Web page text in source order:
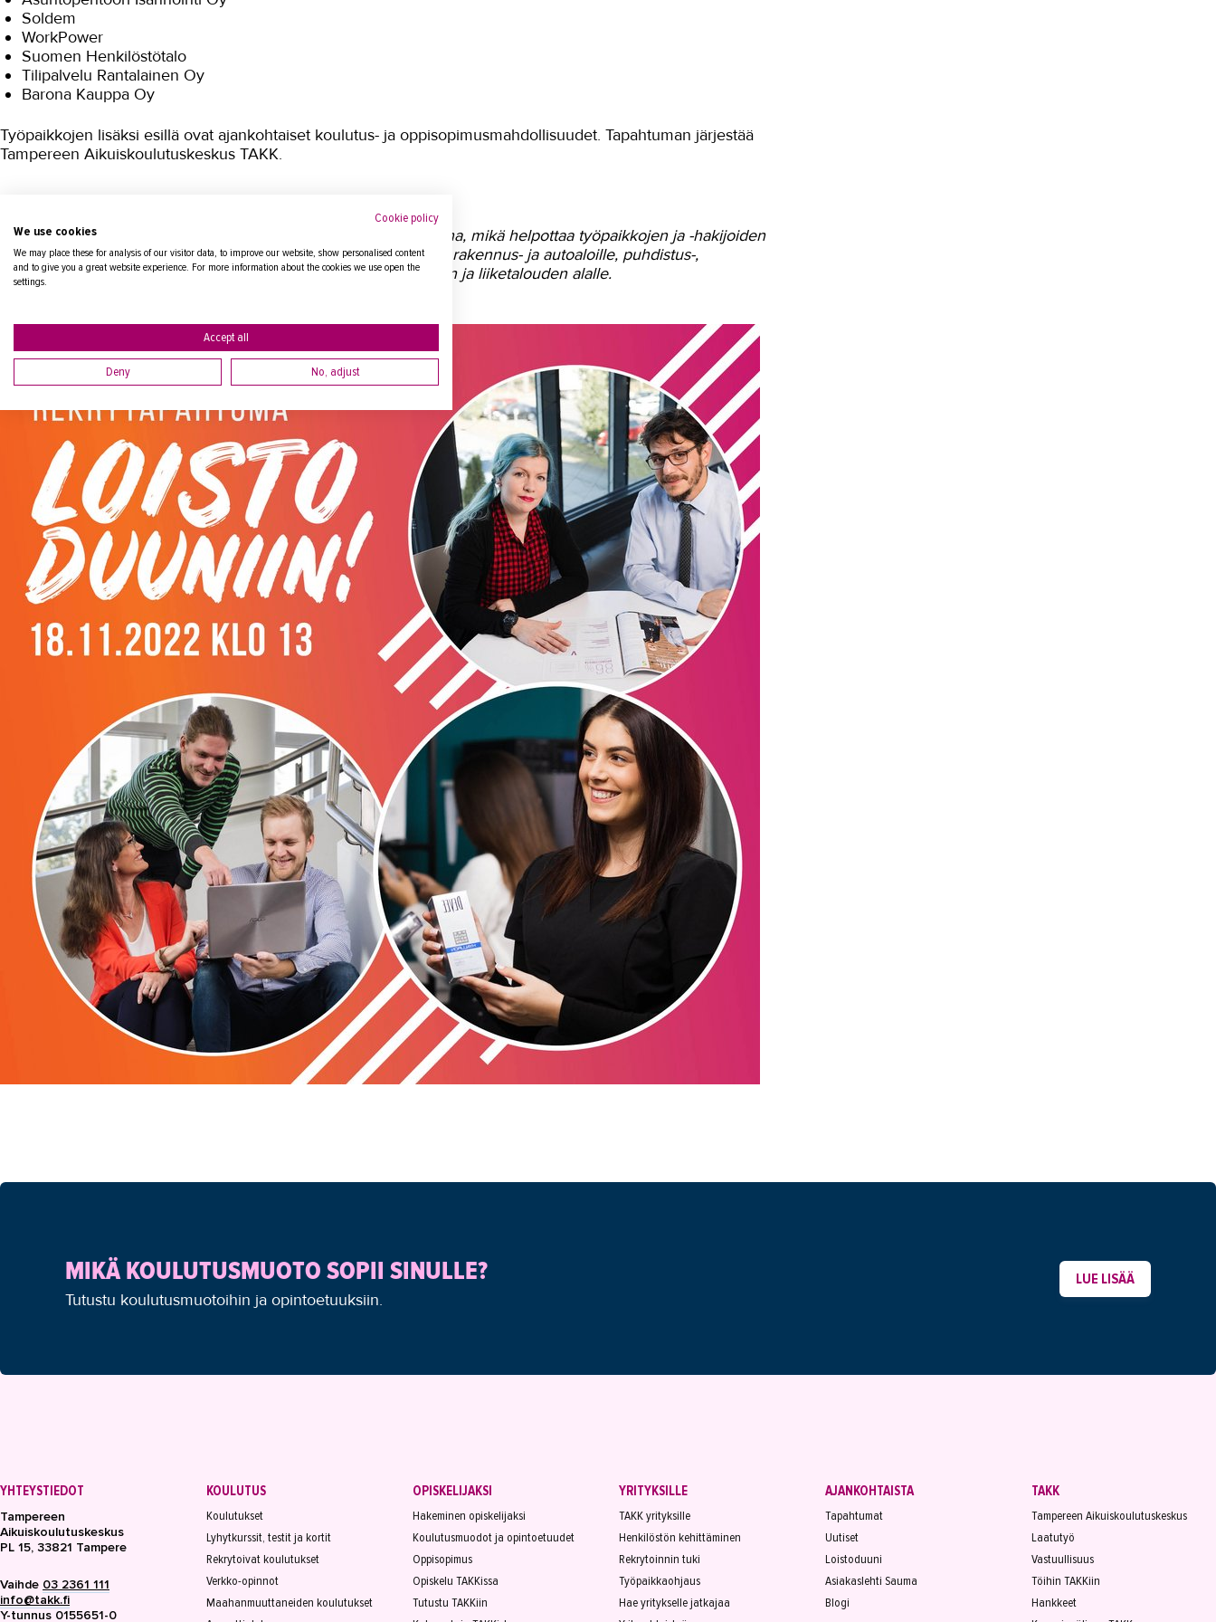
Soldem
WorkPower
Suomen Henkilöstötalo
Tilipalvelu Rantalainen Oy
Barona Kauppa Oy
Työpaikkojen lisäksi esillä ovat ajankohtaiset koulutus- ja oppisopimusmahdollisuudet. Tapahtuman järjestää
Tampereen Aikuiskoulutuskeskus TAKK.
Loistoduuniin-rekrytointitapahtuma järjestetään aina alakohtaisena, mikä helpottaa työpaikkojen ja -hakijoiden
kohtaamista. Loistoduuneja on järjestetty muun muassa metalli-, rakennus- ja autoaloille, puhdistus-,
kiinteistöpalvelu- ja kotityöpalvelualoille, hoiva-alalle sekä kaupan ja liiketalouden alalle.
MIKÄ KOULUTUSMUOTO SOPII SINULLE?
Tutustu koulutusmuotoihin ja opintoetuuksiin.
LUE LISÄÄ
YHTEYSTIEDOT
Tampereen
Aikuiskoulutuskeskus
PL 15, 33821 Tampere
Vaihde 03 2361 111
info@takk.fi
Y-tunnus 0155651-0
KOULUTUS
Koulutukset
Lyhytkurssit, testit ja kortit
Rekrytoivat koulutukset
Verkko-opinnot
Maahanmuuttaneiden koulutukset
OPISKELIJAKSI
Hakeminen opiskelijaksi
Koulutusmuodot ja opintoetuudet
Oppisopimus
Opiskelu TAKKissa
Tutustu TAKKiin
YRITYKSILLE
TAKK yrityksille
Henkilöstön kehittäminen
Rekrytoinnin tuki
Työpaikkaohjaus
Hae yritykselle jatkajaa
AJANKOHTAISTA
Tapahtumat
Uutiset
Loistoduuni
Asiakaslehti Sauma
Blogi
TAKK
Tampereen Aikuiskoulutuskeskus
Laatutyö
Vastuullisuus
Töihin TAKKiin
Hankkeet
Cookie policy
We use cookies
We may place these for analysis of our visitor data, to improve our website, show personalised content
and to give you a great website experience. For more information about the cookies we use open the
settings.
Accept all
Deny No, adjust